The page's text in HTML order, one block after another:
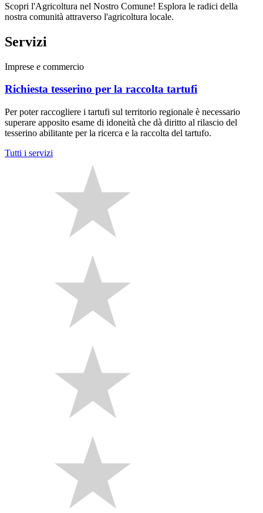
Scopri l'Agricoltura nel Nostro Comune! Esplora le radici della
nostra comunità attraverso l'agricoltura locale.
Servizi
Imprese e commercio
Richiesta tesserino per la raccolta tartufi
Per poter raccogliere i tartufi sul territorio regionale è necessario
superare apposito esame di idoneità che dà diritto al rilascio del
tesserino abilitante per la ricerca e la raccolta del tartufo.
Tutti i servizi